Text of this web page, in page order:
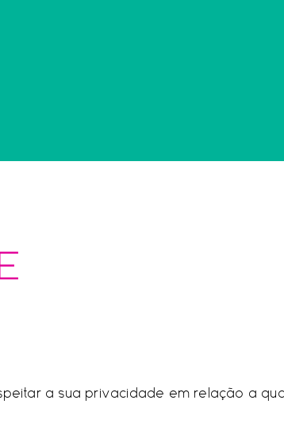
a sua privacidade em relação a